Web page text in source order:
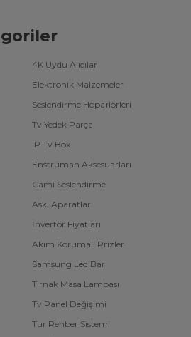
4K Uydu Alıcılar
Elektronik Malzemeler
Seslendirme Hoparlörleri
Tv Yedek Parça
IP Tv Box
Enstrüman Aksesuarları
Cami Seslendirme
Askı Aparatları
İnvertör Fiyatları
Akım Korumalı Prizler
Samsung Led Bar
Tırnak Masa Lambası
Tv Panel Değişimi
Tur Rehber Sistemi